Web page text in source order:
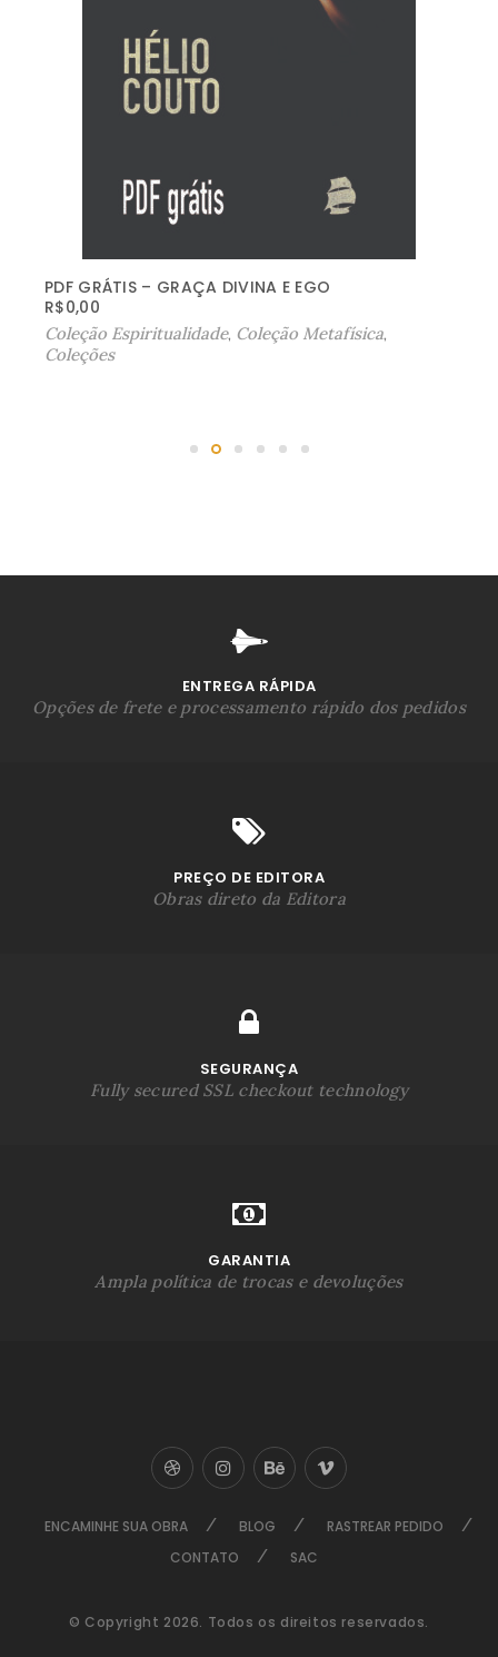
PDF GRÁTIS – GRAÇA DIVINA E EGO
R$0,00
Coleção Espiritualidade, Coleção Metafísica,
Coleções
ENTREGA RÁPIDA
Opções de frete e processamento rápido dos pedidos
PREÇO DE EDITORA
Obras direto da Editora
SEGURANÇA
Fully secured SSL checkout technology
GARANTIA
Ampla política de trocas e devoluções
ENCAMINHE SUA OBRA BLOG
RASTREAR PEDIDO
CONTATO
SAC
© Copyright 2026. Todos os direitos reservados.